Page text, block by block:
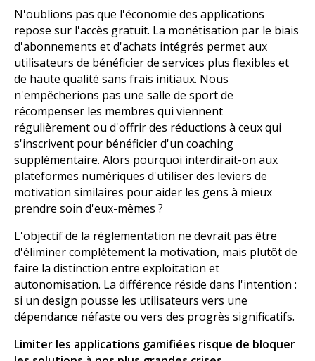
N'oublions pas que l'économie des applications
repose sur l'accès gratuit. La monétisation par le biais
d'abonnements et d'achats intégrés permet aux
utilisateurs de bénéficier de services plus flexibles et
de haute qualité sans frais initiaux. Nous
n'empêcherions pas une salle de sport de
récompenser les membres qui viennent
régulièrement ou d'offrir des réductions à ceux qui
s'inscrivent pour bénéficier d'un coaching
supplémentaire. Alors pourquoi interdirait-on aux
plateformes numériques d'utiliser des leviers de
motivation similaires pour aider les gens à mieux
prendre soin d'eux-mêmes ?
L'objectif de la réglementation ne devrait pas être
d'éliminer complètement la motivation, mais plutôt de
faire la distinction entre exploitation et
autonomisation. La différence réside dans l'intention :
si un design pousse les utilisateurs vers une
dépendance néfaste ou vers des progrès significatifs.
Limiter les applications gamifiées risque de bloquer